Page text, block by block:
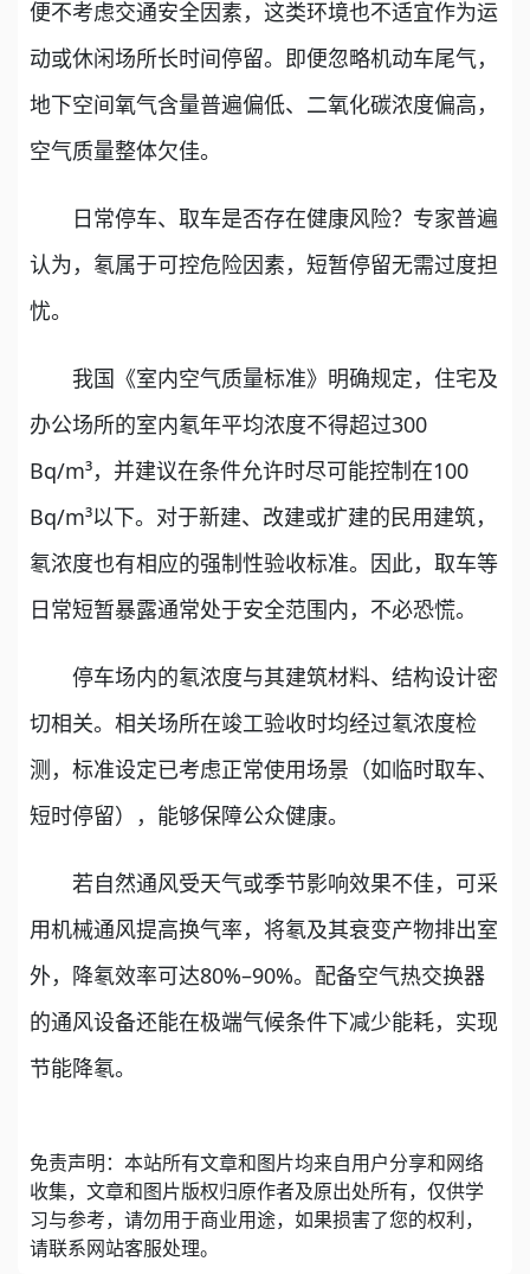
便不考虑交通安全因素，这类环境也不适宜作为运
动或休闲场所长时间停留。即便忽略机动车尾气，
地下空间氧气含量普遍偏低、二氧化碳浓度偏高，
空气质量整体欠佳。
日常停车、取车是否存在健康风险？专家普遍
认为，氡属于可控危险因素，短暂停留无需过度担
忧。
我国《室内空气质量标准》明确规定，住宅及
办公场所的室内氡年平均浓度不得超过300
Bq/m³，并建议在条件允许时尽可能控制在100
Bq/m³以下。对于新建、改建或扩建的民用建筑，
氡浓度也有相应的强制性验收标准。因此，取车等
日常短暂暴露通常处于安全范围内，不必恐慌。
停车场内的氡浓度与其建筑材料、结构设计密
切相关。相关场所在竣工验收时均经过氡浓度检
测，标准设定已考虑正常使用场景（如临时取车、
短时停留），能够保障公众健康。
若自然通风受天气或季节影响效果不佳，可采
用机械通风提高换气率，将氡及其衰变产物排出室
外，降氡效率可达80%–90%。配备空气热交换器
的通风设备还能在极端气候条件下减少能耗，实现
节能降氡。
免责声明：本站所有文章和图片均来自用户分享和网络
收集，文章和图片版权归原作者及原出处所有，仅供学
习与参考，请勿用于商业用途，如果损害了您的权利，
请联系网站客服处理。